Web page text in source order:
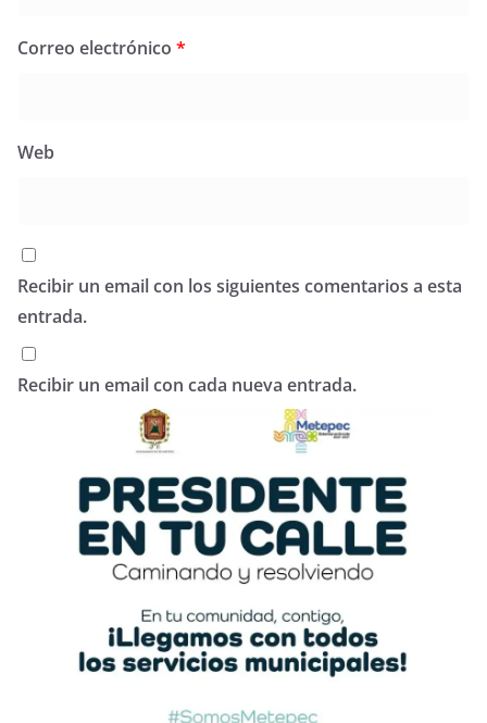
Correo electrónico *
Web
Recibir un email con los siguientes comentarios a esta
entrada.
Recibir un email con cada nueva entrada.